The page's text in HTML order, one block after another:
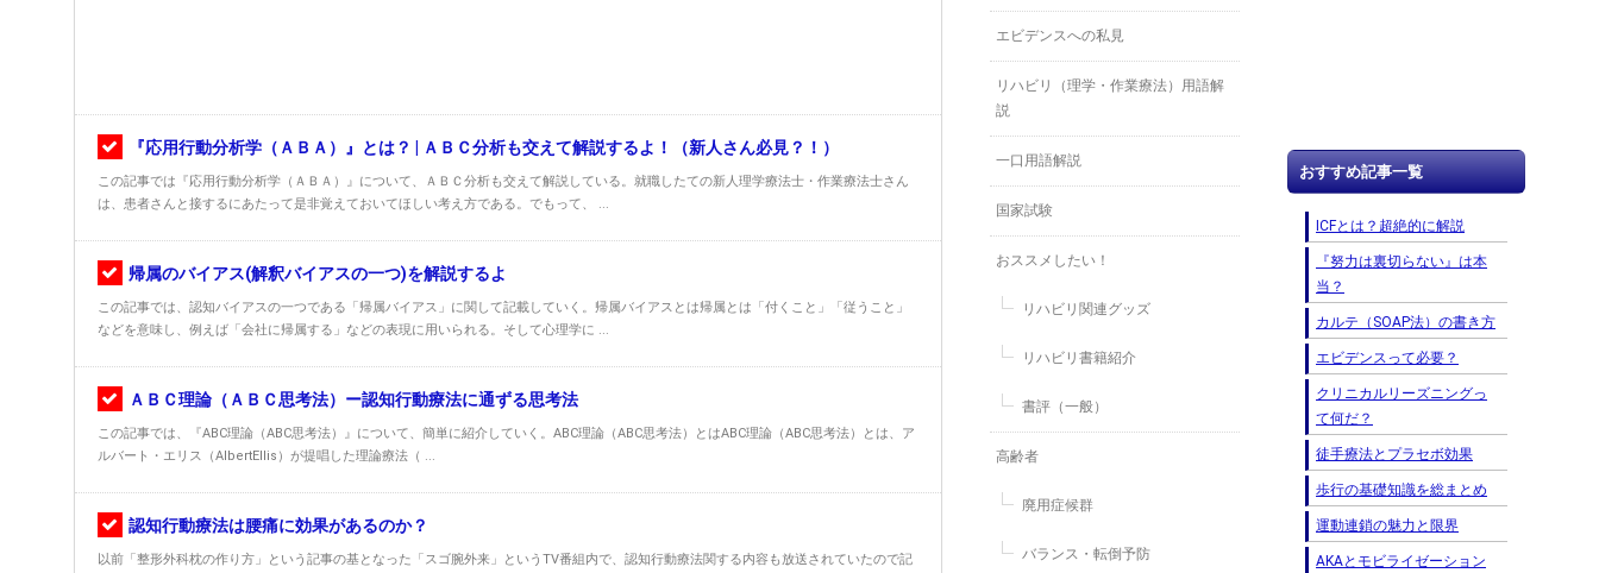
『応用行動分析学（ＡＢＡ）』とは？ | ＡＢＣ分析も交えて解説するよ！（新人さん必見？！）
この記事では『応用行動分析学（ＡＢＡ）』について、ＡＢＣ分析も交えて解説している。就職したての新人理学療法士・作業療法士さん
は、患者さんと接するにあたって是非覚えておいてほしい考え方である。でもって、 ...
帰属のバイアス(解釈バイアスの一つ)を解説するよ
この記事では、認知バイアスの一つである「帰属バイアス」に関して記載していく。帰属バイアスとは帰属とは「付くこと」「従うこと」
などを意味し、例えば「会社に帰属する」などの表現に用いられる。そして心理学に ...
ＡＢＣ理論（ＡＢＣ思考法）ー認知行動療法に通ずる思考法
この記事では、『ABC理論（ABC思考法）』について、簡単に紹介していく。ABC理論（ABC思考法）とはABC理論（ABC思考法）とは、ア
ルバート・エリス（AlbertEllis）が提唱した理論療法（ ...
認知行動療法は腰痛に効果があるのか？
以前「整形外科枕の作り方」という記事の基となった「スゴ腕外来」というTV番組内で、認知行動療法関する内容も放送されていたので記
エビデンスへの私見
リハビリ（理学・作業療法）用語解
説
一口用語解説
国家試験
おススメしたい！
リハビリ関連グッズ
リハビリ書籍紹介
書評（一般）
高齢者
廃用症候群
バランス・転倒予防
おすすめ記事一覧
ICFとは？超絶的に解説
『努力は裏切らない』は本
当？
カルテ（SOAP法）の書き方
エビデンスって必要？
クリニカルリーズニングっ
て何だ？
徒手療法とプラセボ効果
歩行の基礎知識を総まとめ
運動連鎖の魅力と限界
AKAとモビライゼーション